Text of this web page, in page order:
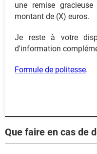
une remise
montant de (X) euros.
Je reste à votre
d'information
Formule de politesse.
Que faire en cas de